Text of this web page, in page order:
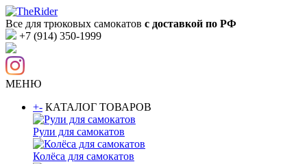
Все для трюковых самокатов с доставкой по РФ
+7 (914) 350-1999
МЕНЮ
+- КАТАЛОГ ТОВАРОВ
Рули для самокатов
Колёса для самокатов